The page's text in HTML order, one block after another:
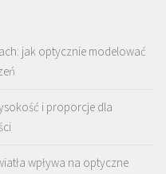
jak optycznie modelować
i proporcje dla
wpływa na optyczne